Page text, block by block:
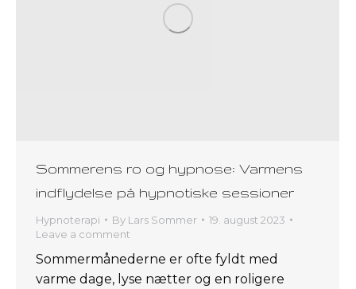
Sommerens ro og hypnose: Varmens
indflydelse på hypnotiske sessioner
Hypnoterapi By Lars Sommer
19. august 2023
Leave a comment
Sommermånederne er ofte fyldt med
varme dage, lyse nætter og en roligere